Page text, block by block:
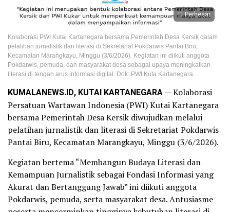
Perbesar
Kolaborasi PWI Kutai Kartanegara bersama Pemerintah Desa Kersik dalam
pelatihan jurnalistik dan literasi di Sekretariat Pokdarwis Pantai Biru,
Kecamatan Marangkayu, Minggu (3/6/2026). Kegiatan ini diikuti anggota
Pokdarwis, pemuda, dan masyarakat desa sebagai upaya meningkatkan
literasi di tengah arus informasi digital. Dok: PWI Kuta Kartanegara.
KUMALANEWS.ID, KUTAI KARTANEGARA— Kolaborasi
Persatuan Wartawan Indonesia (PWI) Kutai Kartanegara
bersama Pemerintah Desa Kersik diwujudkan melalui
pelatihan jurnalistik dan literasi di Sekretariat Pokdarwis
Pantai Biru, Kecamatan Marangkayu, Minggu (3/6/2026).
Kegiatan bertema “Membangun Budaya Literasi dan
Kemampuan Jurnalistik sebagai Fondasi Informasi yang
Akurat dan Bertanggung Jawab” ini diikuti anggota
Pokdarwis, pemuda, serta masyarakat desa. Antusiasme